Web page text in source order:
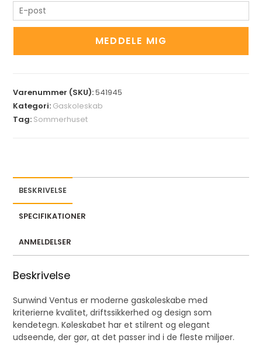
n
o
u
r
r
e
s
t
o
MEDDELE MIG
Varenummer (SKU):541945
Kategori: Gaskoleskab
Tag: Sommerhuset
BESKRIVELSE
SPECIFIKATIONER
ANMELDELSER
Beskrivelse
Sunwind Ventus er moderne gaskøleskabe med
kriterierne kvalitet, driftssikkerhed og design som
kendetegn. Køleskabet har et stilrent og elegant
udseende, der gør, at det passer ind i de fleste miljøer.